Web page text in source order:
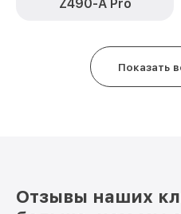
Z490-A Pro
Показать
Отзывы наших